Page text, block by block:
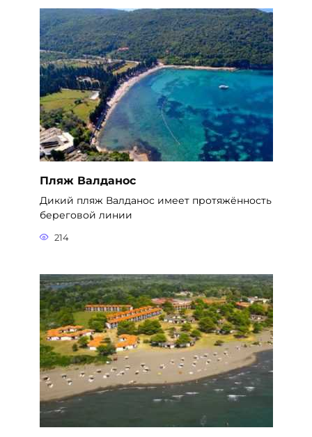
Пляж Валданос
Дикий пляж Валданос имеет протяжённость
береговой линии
214